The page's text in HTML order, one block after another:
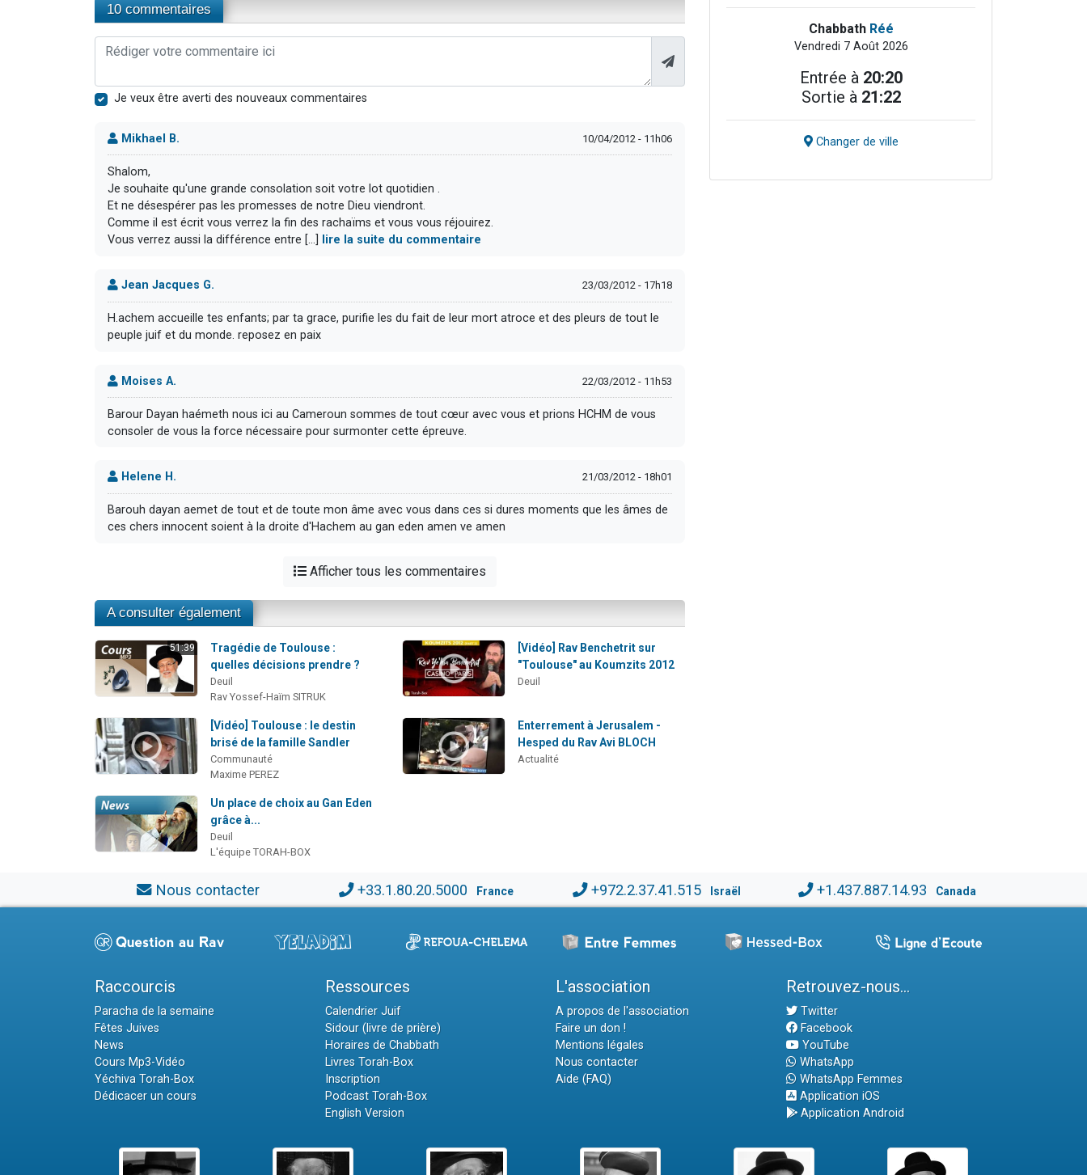
10 commentaires
Je veux être averti des nouveaux commentaires
Mikhael B. 10/04/2012 - 11h06
Shalom,
Je souhaite qu'une grande consolation soit votre lot quotidien .
Et ne désespérer pas les promesses de notre Dieu viendront.
Comme il est écrit vous verrez la fin des rachaïms et vous vous réjouirez.
Vous verrez aussi la différence entre [...]
lire la suite du commentaire
Jean Jacques G. 23/03/2012 - 17h18
H.achem accueille tes enfants; par ta grace, purifie les du fait de leur mort atroce et des pleurs de tout le
peuple juif et du monde. reposez en paix
Moises A. 22/03/2012 - 11h53
Barour Dayan haémeth nous ici au Cameroun sommes de tout cœur avec vous et prions HCHM de vous
consoler de vous la force nécessaire pour surmonter cette épreuve.
Helene H. 21/03/2012 - 18h01
Barouh dayan aemet de tout et de toute mon âme avec vous dans ces si dures moments que les âmes de
ces chers innocent soient à la droite d'Hachem au gan eden amen ve amen
Afficher tous les commentaires
A consulter également
51:39
Tragédie de Toulouse :
quelles décisions prendre ?
Deuil
Rav Yossef-Haïm SITRUK
[Vidéo] Rav Benchetrit sur
"Toulouse" au Koumzits 2012
Deuil
[Vidéo] Toulouse : le destin
brisé de la famille Sandler
Communauté
Maxime PEREZ
Enterrement à Jerusalem -
Hesped du Rav Avi BLOCH
Actualité
Un place de choix au Gan Eden
grâce à...
Deuil
L'équipe TORAH-BOX
Chabbath Réé
Vendredi 7 Août 2026
Entrée à 20:20
Sortie à 21:22
Changer de ville
Nous contacter +33.1.80.20.5000 France +972.2.37.41.515 Israël +1.437.887.14.93 Canada
Raccourcis
Paracha de la semaine
Fêtes Juives
News
Cours Mp3-Vidéo
Yéchiva Torah-Box
Dédicacer un cours
Ressources
Calendrier Juif
Sidour (livre de prière)
Horaires de Chabbath
Livres Torah-Box
Inscription
Podcast Torah-Box
English Version
L'association
A propos de l'association
Faire un don !
Mentions légales
Nous contacter
Aide (FAQ)
Retrouvez-nous...
Twitter
Facebook
YouTube
WhatsApp
WhatsApp Femmes
Application iOS
Application Android